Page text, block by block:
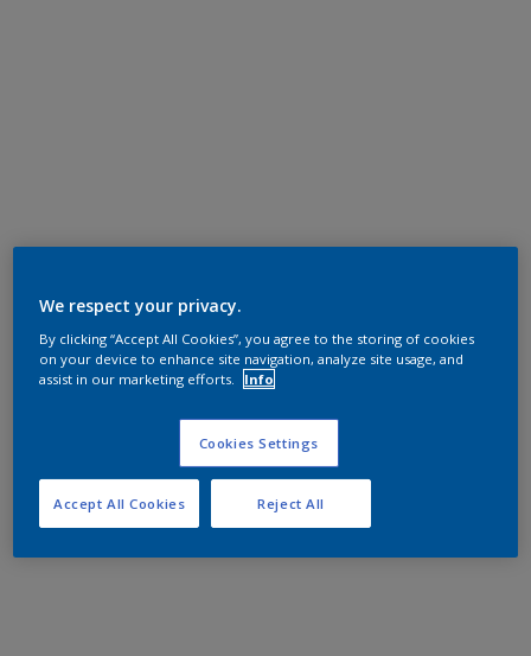
We respect your privacy.
By clicking “Accept All Cookies”, you agree to the storing of cookies
on your device to enhance site navigation, analyze site usage, and
assist in our marketing efforts.
Info
Cookies Settings
Reject All
Accept All Cookies